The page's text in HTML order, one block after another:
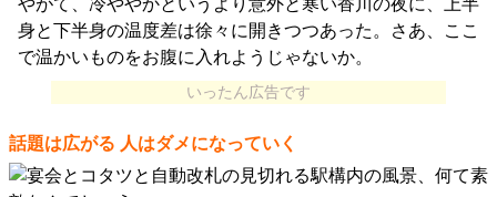
身と下半身の温度差は徐々に開きつつあった。さあ、ここ
で温かいものをお腹に入れようじゃないか。
いったん広告です
話題は広がる 人はダメになっていく